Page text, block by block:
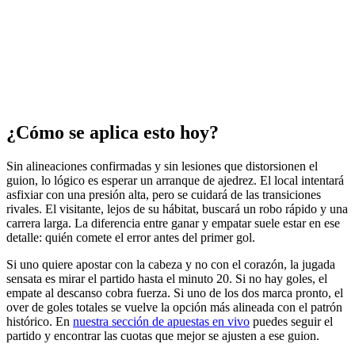
¿Cómo se aplica esto hoy?
Sin alineaciones confirmadas y sin lesiones que distorsionen el
guion, lo lógico es esperar un arranque de ajedrez. El local intentará
asfixiar con una presión alta, pero se cuidará de las transiciones
rivales. El visitante, lejos de su hábitat, buscará un robo rápido y una
carrera larga. La diferencia entre ganar y empatar suele estar en ese
detalle: quién comete el error antes del primer gol.
Si uno quiere apostar con la cabeza y no con el corazón, la jugada
sensata es mirar el partido hasta el minuto 20. Si no hay goles, el
empate al descanso cobra fuerza. Si uno de los dos marca pronto, el
over de goles totales se vuelve la opción más alineada con el patrón
histórico. En nuestra sección de apuestas en vivo puedes seguir el
partido y encontrar las cuotas que mejor se ajusten a ese guion.